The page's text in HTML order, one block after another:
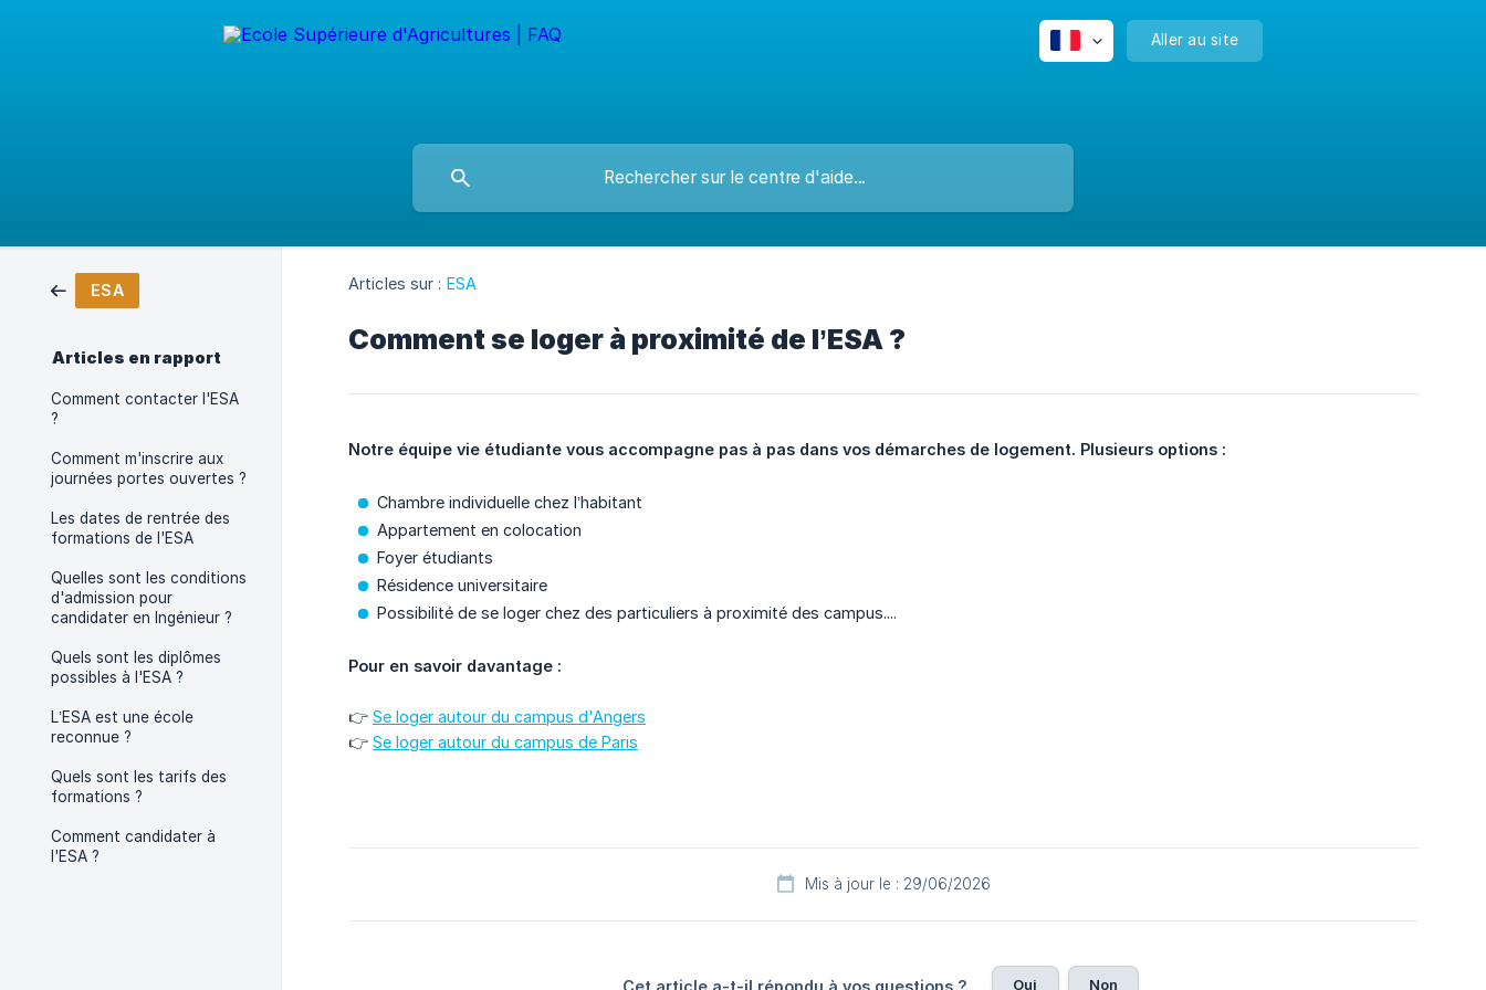
Aller au site
ESA
Articles en rapport
Comment contacter l'ESA
?
Comment m'inscrire aux
journées portes ouvertes ?
Les dates de rentrée des
formations de l'ESA
Quelles sont les conditions
d'admission pour
candidater en Ingénieur ?
Quels sont les diplômes
possibles à l'ESA ?
L’ESA est une école
reconnue ?
Quels sont les tarifs des
formations ?
Comment candidater à
l'ESA ?
Articles sur : ESA
Comment se loger à proximité de l’ESA ?
Notre équipe vie étudiante vous accompagne pas à pas dans vos démarches de logement. Plusieurs options :
Chambre individuelle chez l’habitant
Appartement en colocation
Foyer étudiants
Résidence universitaire
Possibilité de se loger chez des particuliers à proximité des campus....
Pour en savoir davantage :
👉 Se loger autour du campus d'Angers
👉 Se loger autour du campus de Paris
Mis à jour le : 29/06/2026
Cet article a-t-il répondu à vos questions ? Oui Non